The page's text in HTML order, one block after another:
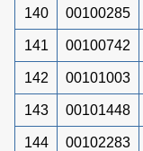
140 00100285
141 00100742
142 00101003
143 00101448
144 00102283